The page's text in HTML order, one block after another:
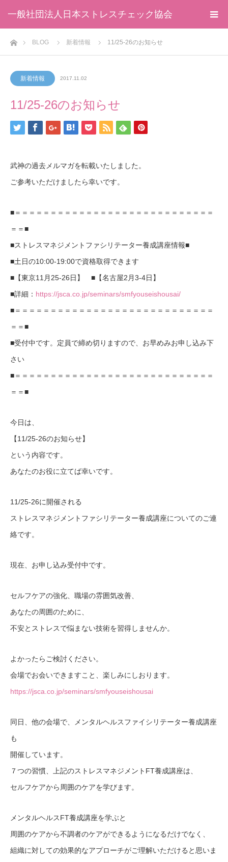
一般社団法人日本ストレスチェック協会
ホームBLOG 新着情報 11/25-26のお知らせ
新着情報 2017.11.02
11/25-26のお知らせ
武神の過去メルマガを転載いたしました。
ご参考いただけましたら幸いです。
■＝＝＝＝＝＝＝＝＝＝＝＝＝＝＝＝＝＝＝＝＝＝＝＝＝＝＝＝
＝＝■
■ストレスマネジメントファシリテーター養成講座情報■
■土日の10:00-19:00で資格取得できます
■【東京11月25-26日】 ■【名古屋2月3-4日】
■詳細： https://jsca.co.jp/seminars/smfyouseishousai/
■＝＝＝＝＝＝＝＝＝＝＝＝＝＝＝＝＝＝＝＝＝＝＝＝＝＝＝＝
＝＝■
■受付中です。定員で締め切りますので、お早めみお申し込み下
さい
■＝＝＝＝＝＝＝＝＝＝＝＝＝＝＝＝＝＝＝＝＝＝＝＝＝＝＝＝
＝＝■
今日は、
【11/25-26のお知らせ】
という内容です。
あなたのお役に立てば幸いです。
11/25-26に開催される
ストレスマネジメントファシリテーター養成講座についてのご連
絡です。
現在、お申し込み受付中です。
セルフケアの強化、職場の雰囲気改善、
あなたの周囲のために、
不安とストレスで悩まない技術を習得しませんか。
よかったらご検討ください。
会場でお会いできますこと、楽しみにしおります。
https://jsca.co.jp/seminars/smfyouseishousai
同日、他の会場で、メンタルヘルスファイシリテーター養成講座
も
開催しています。
７つの習慣、上記のストレスマネジメントFT養成講座は、
セルフケアから周囲のケアを学びます。
メンタルヘルスFT養成講座を学ぶと
周囲のケアから不調者のケアができるようになるだけでなく、
組織に対しての効果的なアプローチがご理解いただけると思いま